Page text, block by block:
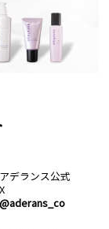
アデランス公式
X
@aderans_co